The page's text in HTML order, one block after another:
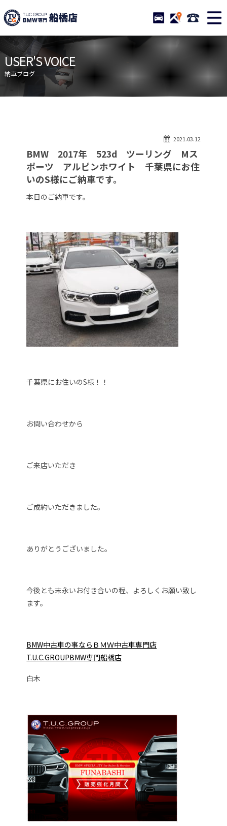
TUCグループ BMW専門 船
STOCK ACCESS 047-
ニュース
在庫リスト
目玉車両一覧
店舗紹介
保証＆サービス
アクセスマップ
自動車保険
TUCとは？
リクルート
納車blog
会社概要
USER'S VOICE
納車ブログ
2021.03.12
BMW 2017年 523d ツーリング Mス
ポーツ アルピンホワイト 千葉県にお住
いのS様にご納車です。
本日のご納車です。
千葉県にお住いのS様！！
お問い合わせから
ご来店いただき
ご成約いただきました。
ありがとうございました。
今後とも末永いお付き合いの程、よろしくお願い致し
ます。
BMW中古車の事ならＢＭＷ中古車専門店
T.U.C.GROUPBMW専門船橋店
白木